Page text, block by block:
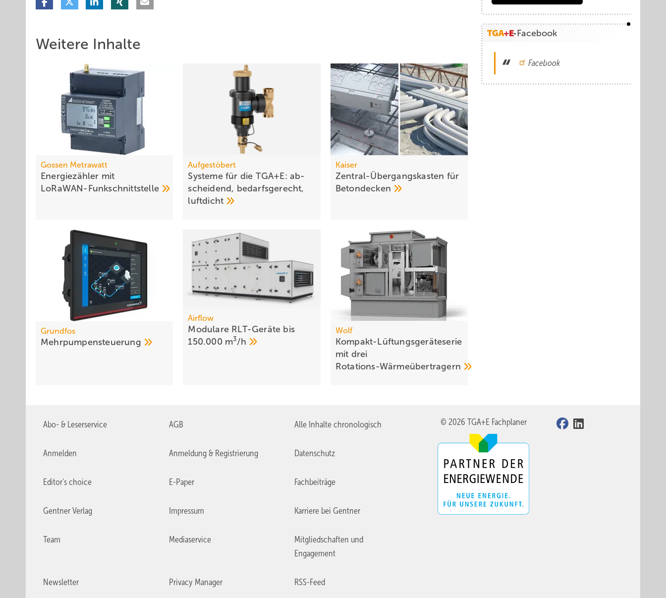
Weitere Inhalte
Gossen Metrawatt
Energiezähler mit
LoRaWAN-Funkschnittstelle
Aufgestöbert
Systeme für die TGA+E: ab­
schei­dend, be­darfs­ge­recht,
luft­dicht
Kaiser
Zentral-Übergangskasten für
Betondecken
Grundfos
Mehrpumpensteuerung
Airflow
Modulare RLT-Geräte bis
150.000 m3/h
Wolf
Kompakt-Lüftungsgeräteserie
mit drei
Rotations-Wärme­über­tragern
Facebook
Facebook
Abo- & Leserservice AGB Alle Inhalte chronologisch
Anmelden Anmeldung & Registrierung Datenschutz
Editor's choice E-Paper Fachbeiträge
Gentner Verlag Impressum Karriere bei Gentner
Team Mediaservice
Mitgliedschaften und
Engagement
Newsletter Privacy Manager RSS-Feed
© 2026 TGA+E Fachplaner